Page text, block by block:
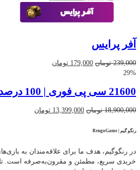
آفر پرایس
239,000 تومان قیمت
بود.
179,000 تومان
است.
29%
21600 سی پی فوری | 100 درصد قانونی
18,900,000 تومان قیمت
13,399,000 تومان
رنگو گیم | RengoGame
در رنگوگیم، هدف ما برای علاقه‌مندان به
خریدی سریع، مطمئن و مقرون‌به‌صرفه است.